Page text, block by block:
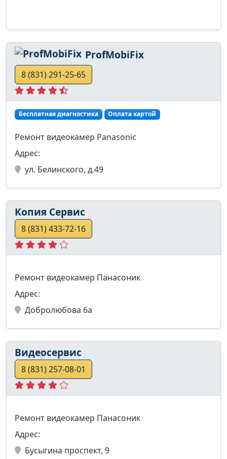
ProfMobiFix
8 (831) 291-25-65
Бесплатная диагностика Оплата картой
Ремонт видеокамер Panasonic
Адрес:
ул. Белинского, д.49
Копия Сервис
8 (831) 433-72-16
Ремонт видеокамер Панасоник
Адрес:
Добролюбова 6а
Видеосервис
8 (831) 257-08-01
Ремонт видеокамер Панасоник
Адрес:
Бусыгина проспект, 9